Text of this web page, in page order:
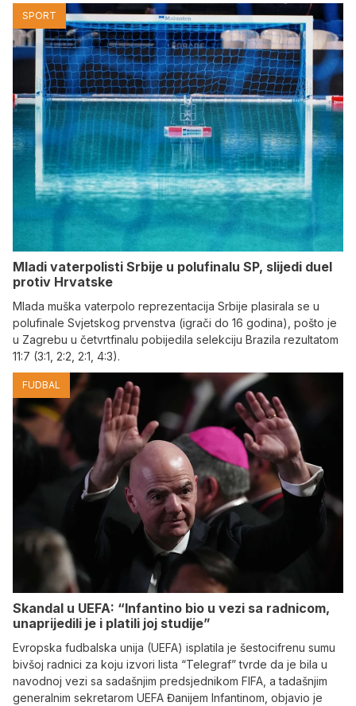
SPORT
Mladi vaterpolisti Srbije u polufinalu SP, slijedi duel
protiv Hrvatske
Mlada muška vaterpolo reprezentacija Srbije plasirala se u
polufinale Svjetskog prvenstva (igrači do 16 godina), pošto je
u Zagrebu u četvrtfinalu pobijedila selekciju Brazila rezultatom
11:7 (3:1, 2:2, 2:1, 4:3).
FUDBAL
Skandal u UEFA: “Infantino bio u vezi sa radnicom,
unaprijedili je i platili joj studije”
Evropska fudbalska unija (UEFA) isplatila je šestocifrenu sumu
bivšoj radnici za koju izvori lista “Telegraf” tvrde da je bila u
navodnoj vezi sa sadašnjim predsjednikom FIFA, a tadašnjim
generalnim sekretarom UEFA Đanijem Infantinom, objavio je